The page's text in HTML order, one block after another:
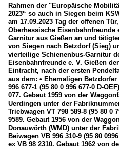
Rahmen der "Europäische
2023“ so auch in Siegen beim
am 17.09.2023 Tag der offenen
Oberhessische Eisenbahnfreunde
Garnitur aus Gießen an und
von Siegen nach Betzdorf (Sieg)
vierteilige Schienenbus-Garnitur
Eisenbahnfreunde e. V. Gießen
Eintracht, nach der ersten
aus dem: • Ehemaligen
996 677-1 (95 80 0 996 677-0 D-
077. Gebaut 1959 von der
Uerdingen unter der
Triebwagen VT 798 589-8 (95 80 0
9589. Gebaut 1956 von der
Donauwörth (WMD) unter der
Beiwagen VB 996 310-9 (95 80
ex VB 98 2310. Gebaut 1962 von